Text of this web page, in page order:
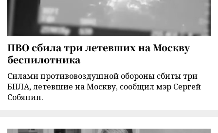
ПВО сбила три летевших на Москву
беспилотника
Силами противовоздушной обороны сбиты три
БПЛА, летевшие на Москву, сообщил мэр Сергей
Собянин.